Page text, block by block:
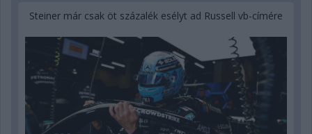
Steiner már csak öt százalék esélyt ad Russell vb-címére